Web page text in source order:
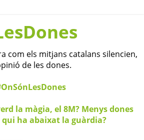
com els mitjans catalans silencien,
de les dones.
la màgia, el 8M? Menys dones
qui ha abaixat la guàrdia?